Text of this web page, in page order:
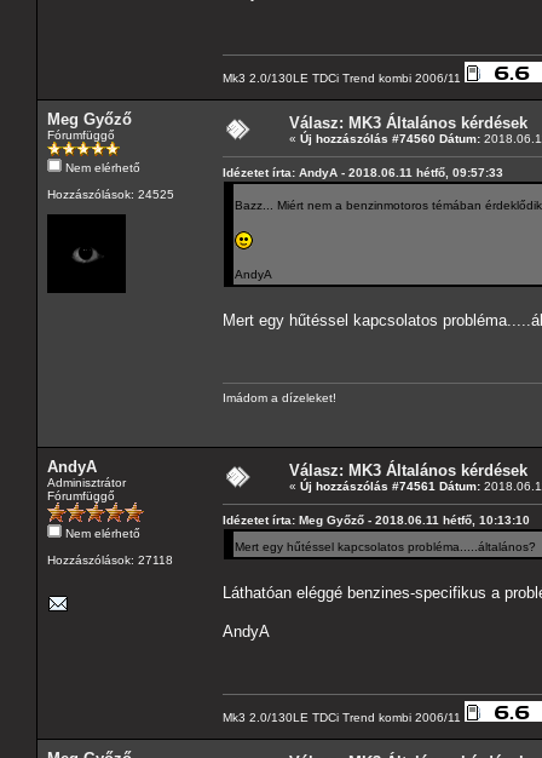
Mk3 2.0/130LE TDCi Trend kombi 2006/11
Meg Győző
Fórumfüggő
Nem elérhető
Hozzászólások: 24525
Válasz: MK3 Általános kérdések
« Új hozzászólás #74560 Dátum:
Idézetet írta: AndyA - 2018.06.11 hétfő, 09:57:33
Bazz... Miért nem a benzinmotoros témában
AndyA
Mert egy hűtéssel kapcsolatos
Imádom a dízeleket!
AndyA
Adminisztrátor
Fórumfüggő
Nem elérhető
Hozzászólások: 27118
Válasz: MK3 Általános kérdések
« Új hozzászólás #74561 Dátum:
Idézetet írta: Meg Győző - 2018.06.11 hétfő, 10:13:10
Mert egy hűtéssel kapcsolatos probléma.....általános?
Láthatóan eléggé benzines-specifikus a
AndyA
Mk3 2.0/130LE TDCi Trend kombi 2006/11